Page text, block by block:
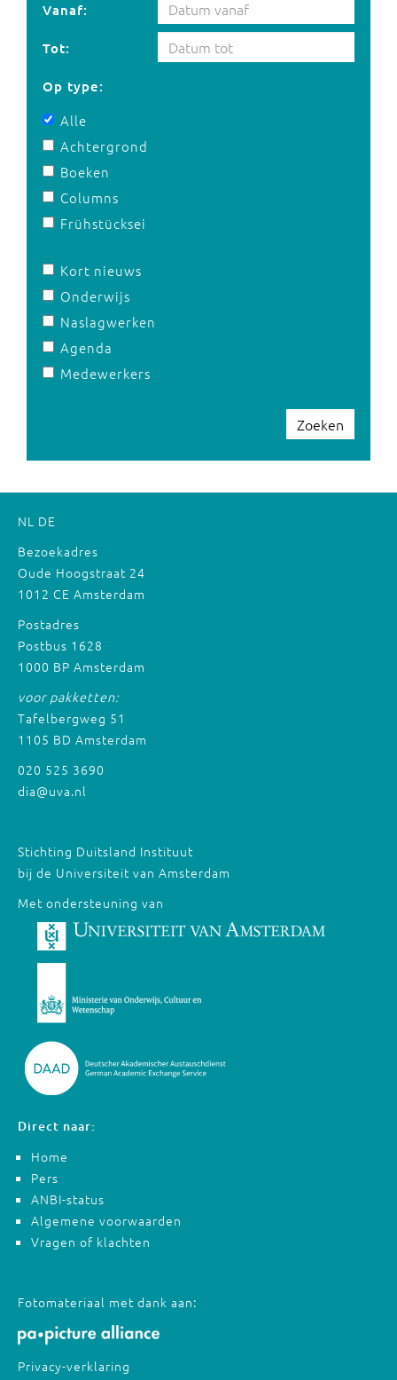
Vanaf:
Tot:
Op type:
Alle
Achtergrond
Boeken
Columns
Frühstücksei
Kort nieuws
Onderwijs
Naslagwerken
Agenda
Medewerkers
Zoeken
NL DE
Bezoekadres
Oude Hoogstraat 24
1012 CE Amsterdam
Postadres
Postbus 1628
1000 BP Amsterdam
voor pakketten:
Tafelbergweg 51
1105 BD Amsterdam
020 525 3690
dia@uva.nl
Stichting Duitsland Instituut
bij de Universiteit van Amsterdam
Met ondersteuning van
Direct naar:
Home
Pers
ANBI-status
Algemene voorwaarden
Vragen of klachten
Fotomateriaal met dank aan:
Privacy-verklaring